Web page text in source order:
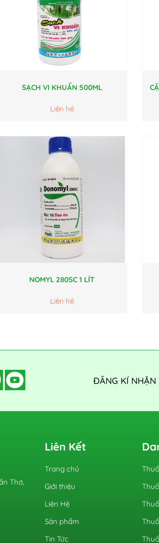
SẠCH VI KHUẨN 500ML
Liên hệ
NOMYL 280SC 1 LÍT
Liên hệ
ĐĂNG KÍ NHẬN
Thơ,
Liên Kết
Trang chủ
Giới thiệu
Liên Hệ
Sản phẩm
Tin Tức